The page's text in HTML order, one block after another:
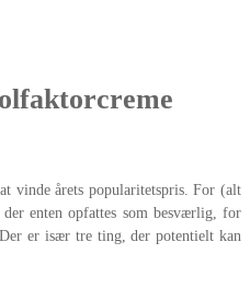
vinde årets popularitetspris. For (alt
enten opfattes som besværlig, for
er især tre ting, der potentielt kan